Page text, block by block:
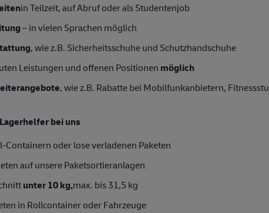
in Teilzeit, auf Abruf oder als Studentenjob
– in vielen Sprachen möglich
, wie z.B. Sicherheitsschuhe und Schutzhandschuhe
Leistungen und offenen Positionen möglich
, wie z.B. Rabatte bei Mobilfunkanbietern,
bei uns
Containern oder lose verladenen Paketen
auf unsere Paketsortieranlagen
unter 10 kg,max. bis 31,5 kg
in Rollcontainer oder Fahrzeuge